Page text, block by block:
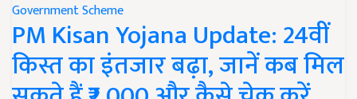
Government Scheme
PM Kisan Yojana Update: 24वीं
किस्त का इंतजार बढ़ा, जानें कब मिल